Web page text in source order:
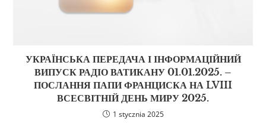
УКРАЇНСЬКА ПЕРЕДАЧА І ІНФОРМАЦІЙНИЙ
ВИПУСК РАДІО ВАТИКАНУ 01.01.2025. –
ПОСЛАННЯ ПАПИ ФРАНЦИСКА НА LVIII
ВСЕСВІТНІЙ ДЕНЬ МИРУ 2025.
1 stycznia 2025